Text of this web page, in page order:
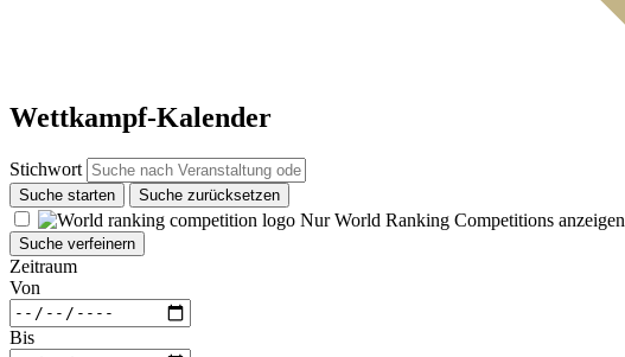
Wettkampf-Kalender
Stichwort
Suche starten Suche zurücksetzen
Nur World Ranking Competitions anzeigen
Suche verfeinern
Zeitraum
Von
Bis